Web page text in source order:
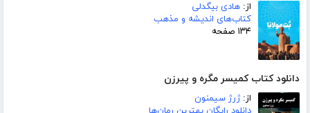
از: هادی بیگدلی
کتاب‌های اندیشه و مذهب
۱۳۴ صفحه
دانلود کتاب کمیسر مگره و پیرزن
از:ژرژ سیمنون